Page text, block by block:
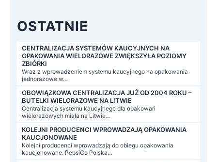
OSTATNIE
CENTRALIZACJA SYSTEMÓW KAUCYJNYCH NA
OPAKOWANIA WIELORAZOWE ZWIĘKSZYŁA POZIOMY
ZBIÓRKI
Wraz z wprowadzeniem systemu kaucyjnego na opakowania
jednorazowe w…
OBOWIĄZKOWA CENTRALIZACJA JUŻ OD 2004 ROKU –
BUTELKI WIELORAZOWE NA LITWIE
Centralizacja systemu kaucyjnego dla opakowań
wielorazowych miała na Litwie…
KOLEJNI PRODUCENCI WPROWADZAJĄ OPAKOWANIA
KAUCJONOWANE
Kolejni producenci wprowadzają do obiegu opakowania
kaucjonowane. PepsiCo Polska…